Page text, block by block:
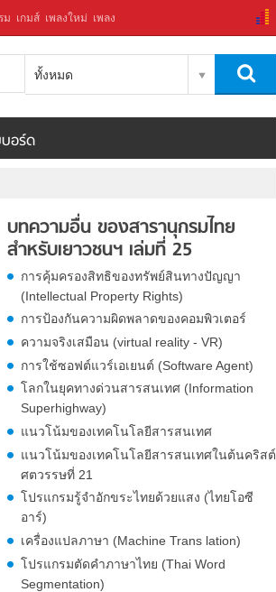
ม เกมส์ เพลงใหม่ เพลง
ทั้งหมด
บอร์ด
บทความอื่น ของสารานุกรมไทย
สำหรับเยาวชนฯ เล่มที่ 25
การคุ้มครองสิทธิของทรัพย์สินทางปัญญา
(Intellectual Property Rights)
การป้องกันความผิดพลาดของคอมพิวเตอร์
ความจริงเสมือน (virtual reality - VR)
การใช้ซอฟต์แวร์เอเยนต์ (Software Agent)
โลกในยุคทางด่วนสารสนเทศ (Information
Superhighway)
แนวโน้มของเทคโนโลยีสารสนเทศ
แนวโน้มของเทคโนโลยีสารสนเทศในต้นคริสต์
ศตวรรษที่ 21
โปรแกรมรู้จำอักขระไทยด้วยแสง (ไทยโอซี
อาร์)
เครื่องแปลภาษา (Machine Trans lation)
โปรแกรมตัดคำภาษาไทย (Thai Word
Segmentation)